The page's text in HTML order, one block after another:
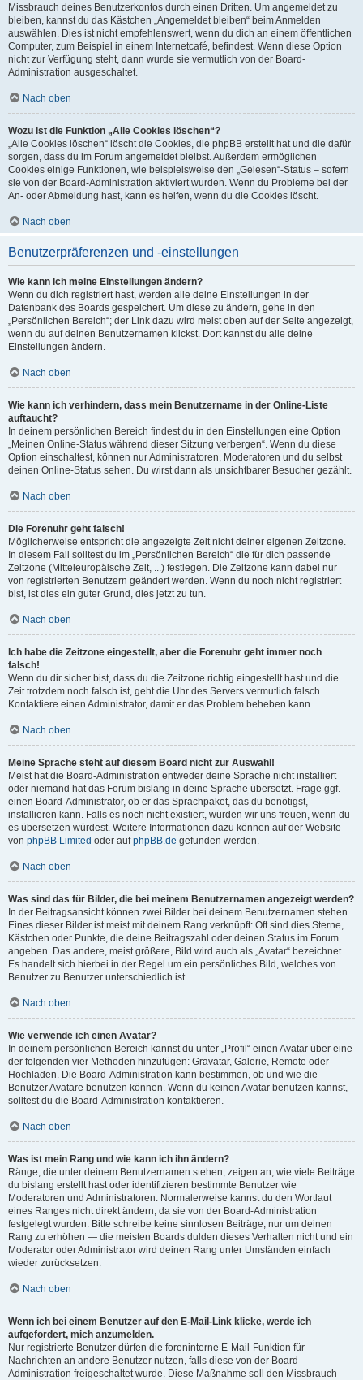
Missbrauch deines Benutzerkontos durch einen Dritten. Um angemeldet zu
bleiben, kannst du das Kästchen „Angemeldet bleiben“ beim Anmelden
auswählen. Dies ist nicht empfehlenswert, wenn du dich an einem öffentlichen
Computer, zum Beispiel in einem Internetcafé, befindest. Wenn diese Option
nicht zur Verfügung steht, dann wurde sie vermutlich von der Board-
Administration ausgeschaltet.
Nach oben
Wozu ist die Funktion „Alle Cookies löschen“?
„Alle Cookies löschen“ löscht die Cookies, die phpBB erstellt hat und die dafür
sorgen, dass du im Forum angemeldet bleibst. Außerdem ermöglichen
Cookies einige Funktionen, wie beispielsweise den „Gelesen“-Status – sofern
sie von der Board-Administration aktiviert wurden. Wenn du Probleme bei der
An- oder Abmeldung hast, kann es helfen, wenn du die Cookies löscht.
Nach oben
Benutzerpräferenzen und -einstellungen
Wie kann ich meine Einstellungen ändern?
Wenn du dich registriert hast, werden alle deine Einstellungen in der
Datenbank des Boards gespeichert. Um diese zu ändern, gehe in den
„Persönlichen Bereich“; der Link dazu wird meist oben auf der Seite angezeigt,
wenn du auf deinen Benutzernamen klickst. Dort kannst du alle deine
Einstellungen ändern.
Nach oben
Wie kann ich verhindern, dass mein Benutzername in der Online-Liste
auftaucht?
In deinem persönlichen Bereich findest du in den Einstellungen eine Option
„Meinen Online-Status während dieser Sitzung verbergen“. Wenn du diese
Option einschaltest, können nur Administratoren, Moderatoren und du selbst
deinen Online-Status sehen. Du wirst dann als unsichtbarer Besucher gezählt.
Nach oben
Die Forenuhr geht falsch!
Möglicherweise entspricht die angezeigte Zeit nicht deiner eigenen Zeitzone.
In diesem Fall solltest du im „Persönlichen Bereich“ die für dich passende
Zeitzone (Mitteleuropäische Zeit, ...) festlegen. Die Zeitzone kann dabei nur
von registrierten Benutzern geändert werden. Wenn du noch nicht registriert
bist, ist dies ein guter Grund, dies jetzt zu tun.
Nach oben
Ich habe die Zeitzone eingestellt, aber die Forenuhr geht immer noch
falsch!
Wenn du dir sicher bist, dass du die Zeitzone richtig eingestellt hast und die
Zeit trotzdem noch falsch ist, geht die Uhr des Servers vermutlich falsch.
Kontaktiere einen Administrator, damit er das Problem beheben kann.
Nach oben
Meine Sprache steht auf diesem Board nicht zur Auswahl!
Meist hat die Board-Administration entweder deine Sprache nicht installiert
oder niemand hat das Forum bislang in deine Sprache übersetzt. Frage ggf.
einen Board-Administrator, ob er das Sprachpaket, das du benötigst,
installieren kann. Falls es noch nicht existiert, würden wir uns freuen, wenn du
es übersetzen würdest. Weitere Informationen dazu können auf der Website
von phpBB Limited oder aufphpBB.de gefunden werden.
Nach oben
Was sind das für Bilder, die bei meinem Benutzernamen angezeigt werden?
In der Beitragsansicht können zwei Bilder bei deinem Benutzernamen stehen.
Eines dieser Bilder ist meist mit deinem Rang verknüpft: Oft sind dies Sterne,
Kästchen oder Punkte, die deine Beitragszahl oder deinen Status im Forum
angeben. Das andere, meist größere, Bild wird auch als „Avatar“ bezeichnet.
Es handelt sich hierbei in der Regel um ein persönliches Bild, welches von
Benutzer zu Benutzer unterschiedlich ist.
Nach oben
Wie verwende ich einen Avatar?
In deinem persönlichen Bereich kannst du unter „Profil“ einen Avatar über eine
der folgenden vier Methoden hinzufügen: Gravatar, Galerie, Remote oder
Hochladen. Die Board-Administration kann bestimmen, ob und wie die
Benutzer Avatare benutzen können. Wenn du keinen Avatar benutzen kannst,
solltest du die Board-Administration kontaktieren.
Nach oben
Was ist mein Rang und wie kann ich ihn ändern?
Ränge, die unter deinem Benutzernamen stehen, zeigen an, wie viele Beiträge
du bislang erstellt hast oder identifizieren bestimmte Benutzer wie
Moderatoren und Administratoren. Normalerweise kannst du den Wortlaut
eines Ranges nicht direkt ändern, da sie von der Board-Administration
festgelegt wurden. Bitte schreibe keine sinnlosen Beiträge, nur um deinen
Rang zu erhöhen — die meisten Boards dulden dieses Verhalten nicht und ein
Moderator oder Administrator wird deinen Rang unter Umständen einfach
wieder zurücksetzen.
Nach oben
Wenn ich bei einem Benutzer auf den E-Mail-Link klicke, werde ich
aufgefordert, mich anzumelden.
Nur registrierte Benutzer dürfen die foreninterne E-Mail-Funktion für
Nachrichten an andere Benutzer nutzen, falls diese von der Board-
Administration freigeschaltet wurde. Diese Maßnahme soll den Missbrauch